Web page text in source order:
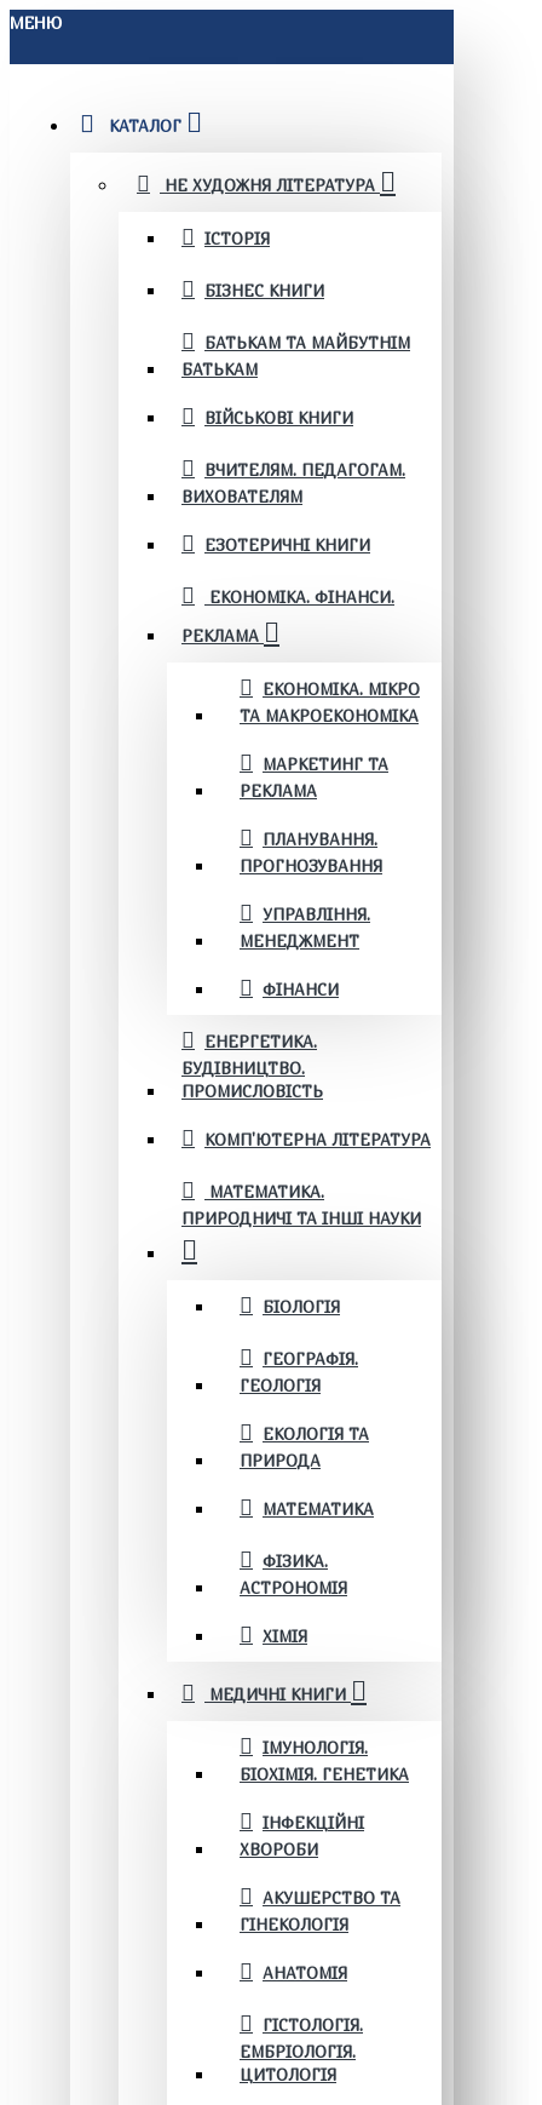
МЕНЮ
КАТАЛОГ
НЕ ХУДОЖНЯ ЛІТЕРАТУРА
ІСТОРІЯ
БІЗНЕС КНИГИ
БАТЬКАМ ТА МАЙБУТНІМ
БАТЬКАМ
ВІЙСЬКОВІ КНИГИ
ВЧИТЕЛЯМ. ПЕДАГОГАМ.
ВИХОВАТЕЛЯМ
ЕЗОТЕРИЧНІ КНИГИ
ЕКОНОМІКА. ФІНАНСИ.
РЕКЛАМА
ЕКОНОМІКА. МІКРО
ТА МАКРОЕКОНОМІКА
МАРКЕТИНГ ТА
РЕКЛАМА
ПЛАНУВАННЯ.
ПРОГНОЗУВАННЯ
УПРАВЛІННЯ.
МЕНЕДЖМЕНТ
ФІНАНСИ
ЕНЕРГЕТИКА.
БУДІВНИЦТВО.
ПРОМИСЛОВІСТЬ
КОМП'ЮТЕРНА ЛІТЕРАТУРА
МАТЕМАТИКА.
ПРИРОДНИЧІ ТА ІНШІ НАУКИ
БІОЛОГІЯ
ГЕОГРАФІЯ.
ГЕОЛОГІЯ
ЕКОЛОГІЯ ТА
ПРИРОДА
МАТЕМАТИКА
ФІЗИКА.
АСТРОНОМІЯ
ХІМІЯ
МЕДИЧНІ КНИГИ
ІМУНОЛОГІЯ.
БІОХІМІЯ. ГЕНЕТИКА
ІНФЕКЦІЙНІ
ХВОРОБИ
АКУШЕРСТВО ТА
ГІНЕКОЛОГІЯ
АНАТОМІЯ
ГІСТОЛОГІЯ.
ЕМБРІОЛОГІЯ.
ЦИТОЛОГІЯ